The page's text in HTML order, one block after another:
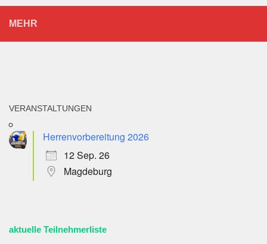
MEHR
VERANSTALTUNGEN
Herrenvorbereitung 2026
12 Sep. 26
Magdeburg
aktuelle Teilnehmerliste